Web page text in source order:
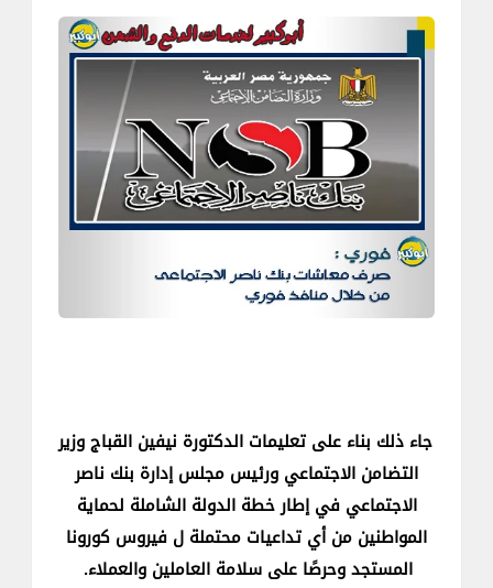
جاء ذلك بناء على تعليمات الدكتورة نيفين القباج وزير
التضامن الاجتماعي ورئيس مجلس إدارة بنك ناصر
الاجتماعي في إطار خطة الدولة الشاملة لحماية
المواطنين من أي تداعيات محتملة ل فيروس كورونا
المستجد وحرصًا على سلامة العاملين والعملاء.